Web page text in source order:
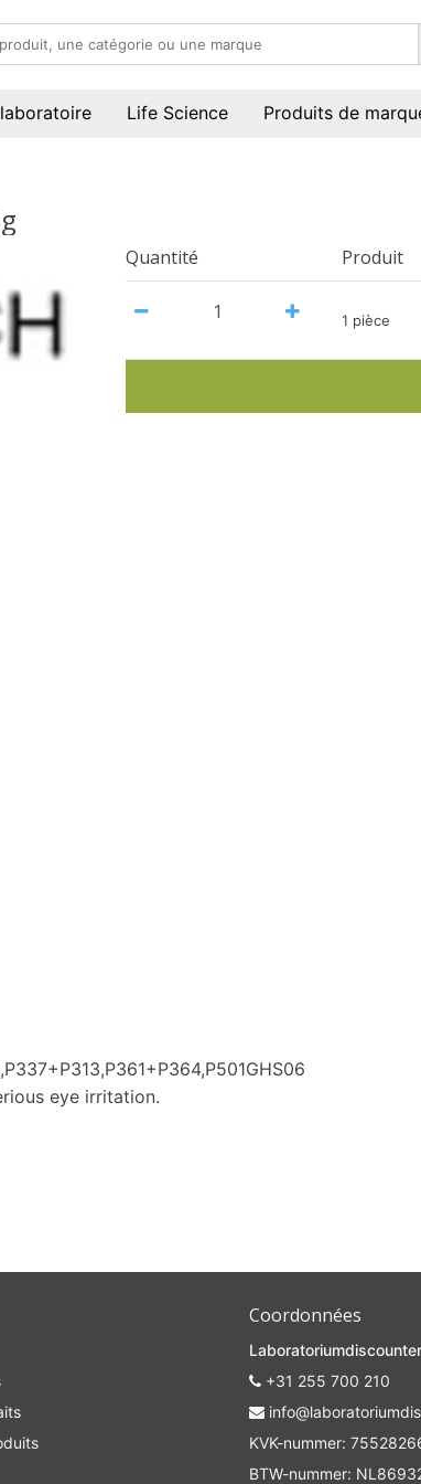
Life Science Produits de
Quantité Produit
1 pièce
eye irritation.
Coordonnées
Laboratoriumdiscounter
+31 255 700 210
KVK-nummer:
BTW-nummer: